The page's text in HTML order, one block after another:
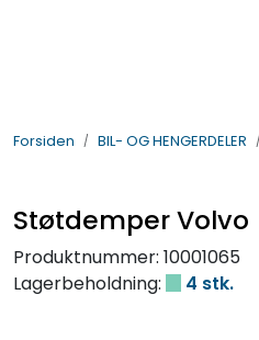
Forsiden BIL- OG HENGERDELER
Støtdemper Volvo
Produktnummer: 10001065
Lagerbeholdning:
4 stk.
ELEKTRISK
VERKTØY OG REKVISITA
PÅBYGG OG CHASSIS